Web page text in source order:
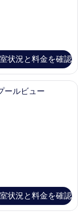
状況と料金を確認
イート シングルベッド
ールビュー
状況と料金を確認